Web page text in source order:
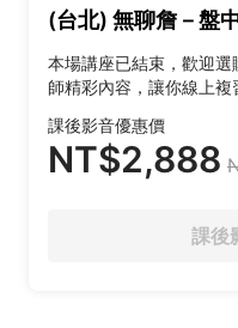
(台北) 無聊詹－盤
本場講座已結束，歡迎
師精彩內容，讓你線上複
課後影音優惠價
NT$2,888
課後